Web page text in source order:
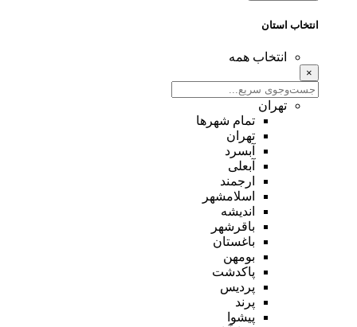
انتخاب استان
انتخاب همه
×
تهران
تمام شهر‌ها
تهران
آبسرد
آبعلی
ارجمند
اسلامشهر
اندیشه
باقرشهر
باغستان
بومهن
پاکدشت
پردیس
پرند
پیشوا